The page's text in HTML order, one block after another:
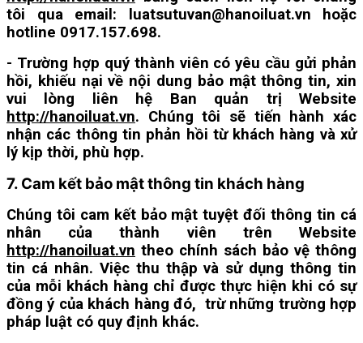
tôi qua email: luatsutuvan@hanoiluat.vn hoặc
hotline 0917.157.698.
- Trường hợp quý thành viên có yêu cầu gửi phản
hồi, khiếu nại về nội dung bảo mật thông tin, xin
vui lòng liên hệ Ban quản trị Website
http://hanoiluat.vn. Chúng tôi sẽ tiến hành xác
nhận các thông tin phản hồi từ khách hàng và xử
lý kịp thời, phù hợp.
7. Cam kết bảo mật thông tin khách hàng
Chúng tôi cam kết bảo mật tuyệt đối thông tin cá
nhân của thành viên trên Website
http://hanoiluat.vn theo chính sách bảo vệ thông
tin cá nhân. Việc thu thập và sử dụng thông tin
của mỗi khách hàng chỉ được thực hiện khi có sự
đồng ý của khách hàng đó, trừ những trường hợp
pháp luật có quy định khác.